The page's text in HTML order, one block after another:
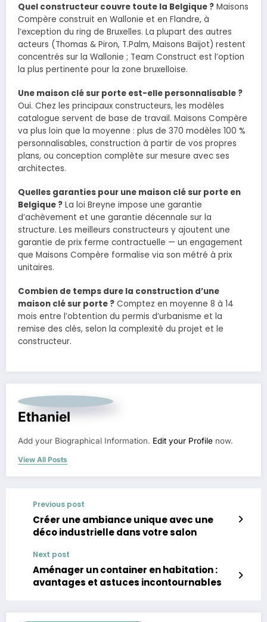
Quel constructeur couvre toute la Belgique ? Maisons
Compère construit en Wallonie et en Flandre, à
l’exception du ring de Bruxelles. La plupart des autres
acteurs (Thomas & Piron, T.Palm, Maisons Baijot) restent
concentrés sur la Wallonie ; Team Construct est l’option
la plus pertinente pour la zone bruxelloise.
Une maison clé sur porte est-elle personnalisable ?
Oui. Chez les principaux constructeurs, les modèles
catalogue servent de base de travail. Maisons Compère
va plus loin que la moyenne : plus de 370 modèles 100 %
personnalisables, construction à partir de vos propres
plans, ou conception complète sur mesure avec ses
architectes.
Quelles garanties pour une maison clé sur porte en
Belgique ? La loi Breyne impose une garantie
d’achèvement et une garantie décennale sur la
structure. Les meilleurs constructeurs y ajoutent une
garantie de prix ferme contractuelle — un engagement
que Maisons Compère formalise via son métré à prix
unitaires.
Combien de temps dure la construction d’une
maison clé sur porte ? Comptez en moyenne 8 à 14
mois entre l’obtention du permis d’urbanisme et la
remise des clés, selon la complexité du projet et le
constructeur.
Ethaniel
Add your Biographical Information. Edit your Profile now.
View All Posts
Previous post
Créer une ambiance unique avec une
déco industrielle dans votre salon
Next post
Aménager un container en habitation :
avantages et astuces incontournables